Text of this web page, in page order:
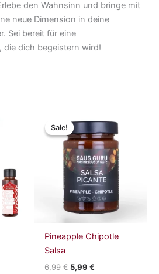
den Wahnsinn und bringe mit
neue Dimension in deine
Sei bereit für eine
die dich begeistern wird!
Sale!
Sale!
Pineapple Chipotle
Salsa
6,99€
Preis
war:
6,99 €
5,99 €
Preis
ist:
5,99 €.